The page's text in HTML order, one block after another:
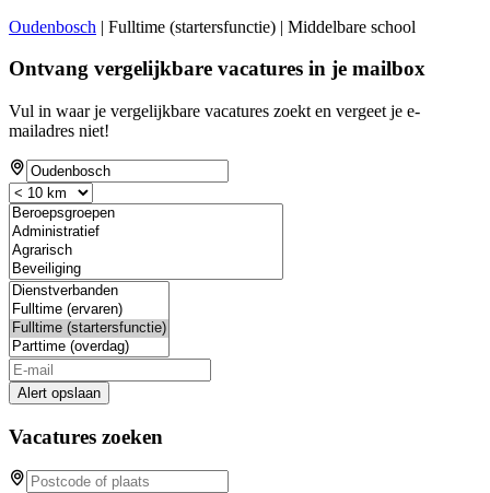
Oudenbosch | Fulltime (startersfunctie) | Middelbare school
Ontvang vergelijkbare vacatures in je mailbox
Vul in waar je vergelijkbare vacatures zoekt en vergeet je e-
mailadres niet!
Alert opslaan
Vacatures zoeken